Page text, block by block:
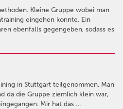
Kleine Gruppe wobei man
eingehen konnte. Ein
ebenfalls gegengeben, sodass es
in Stuttgart teilgenommen. Man
da die Gruppe ziemlich klein war,
Mir hat das …